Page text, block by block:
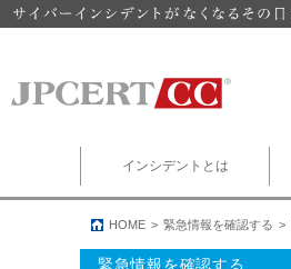
インシデントとは
HOME 緊急情報を確認する
緊急情報を確認する